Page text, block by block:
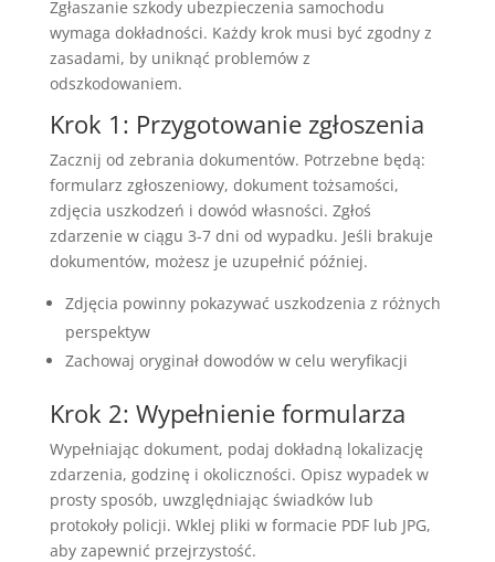
Zgłaszanie szkody ubezpieczenia samochodu
wymaga dokładności. Każdy krok musi być zgodny z
zasadami, by uniknąć problemów z
odszkodowaniem.
Krok 1: Przygotowanie zgłoszenia
Zacznij od zebrania dokumentów. Potrzebne będą:
formularz zgłoszeniowy, dokument tożsamości,
zdjęcia uszkodzeń i dowód własności. Zgłoś
zdarzenie w ciągu 3-7 dni od wypadku. Jeśli brakuje
dokumentów, możesz je uzupełnić później.
Zdjęcia powinny pokazywać uszkodzenia z różnych
perspektyw
Zachowaj oryginał dowodów w celu weryfikacji
Krok 2: Wypełnienie formularza
Wypełniając dokument, podaj dokładną lokalizację
zdarzenia, godzinę i okoliczności. Opisz wypadek w
prosty sposób, uwzględniając świadków lub
protokoły policji. Wklej pliki w formacie PDF lub JPG,
aby zapewnić przejrzystość.